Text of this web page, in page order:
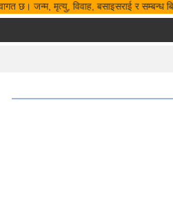
छ। जन्म, मृत्यु, विवाह, बसाइसराई र